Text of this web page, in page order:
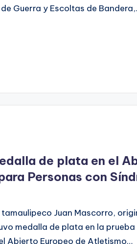
Guerra y Escoltas de
de plata en el
Personas con
Juan Mascorro,
medalla de plata en la prueba
Abierto Europeo de Atletismo…